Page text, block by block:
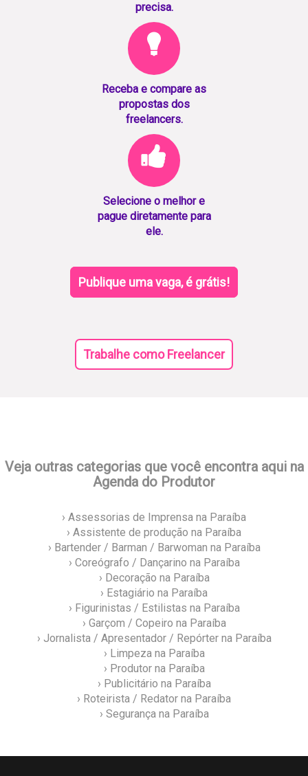
precisa.
Receba e compare as
propostas dos
freelancers.
Selecione o melhor e
pague diretamente para
ele.
Publique uma vaga, é grátis!
Trabalhe como Freelancer
Veja outras categorias que você encontra aqui na
Agenda do Produtor
› Assessorias de Imprensa na Paraíba
› Assistente de produção na Paraíba
› Bartender / Barman / Barwoman na Paraíba
› Coreógrafo / Dançarino na Paraíba
› Decoração na Paraíba
› Estagiário na Paraíba
› Figurinistas / Estilistas na Paraíba
› Garçom / Copeiro na Paraíba
› Jornalista / Apresentador / Repórter na Paraíba
› Limpeza na Paraíba
› Produtor na Paraíba
› Publicitário na Paraíba
› Roteirista / Redator na Paraíba
› Segurança na Paraíba